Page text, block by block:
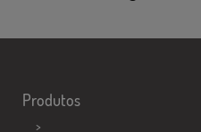
Produtos
>